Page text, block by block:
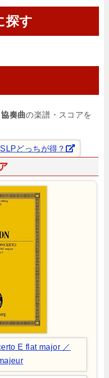
探す
協奏曲の楽譜・スコアを
どっちが得？
E flat major ／